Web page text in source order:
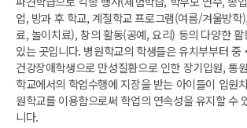
업, 방과 후 학교, 계절학교 프로그램(여름/겨울방학
료, 놀이치료), 창의 활동(공예, 요리) 등의 다양한
있는 곳입니다. 병원학교의 학생들은 유치부부터
건강장애학생으로 만성질환으로 인한 장기입원, 통
학교에서의 학업수행에 지장을 받는 아이들이 입원
원학교를 이용함으로써 학업의 연속성을 유지할 수
니다.